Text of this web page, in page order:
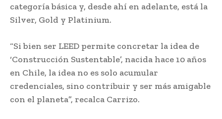
categoría básica y, desde ahí en adelante, está la
Silver, Gold y Platinium.
“Si bien ser LEED permite concretar la idea de
‘Construcción Sustentable’, nacida hace 10 años
en Chile, la idea no es solo acumular
credenciales, sino contribuir y ser más amigable
con el planeta”, recalca Carrizo.